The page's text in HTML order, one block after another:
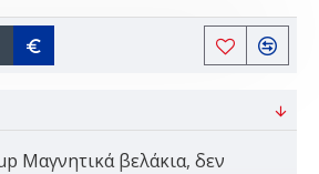
Μαγνητικά βελάκια, δεν